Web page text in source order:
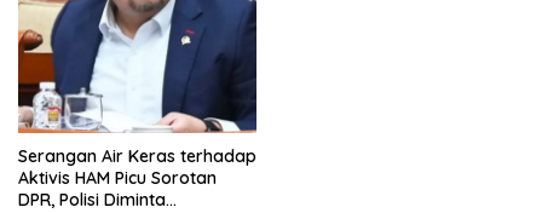
Serangan Air Keras terhadap
Aktivis HAM Picu Sorotan
DPR, Polisi Diminta